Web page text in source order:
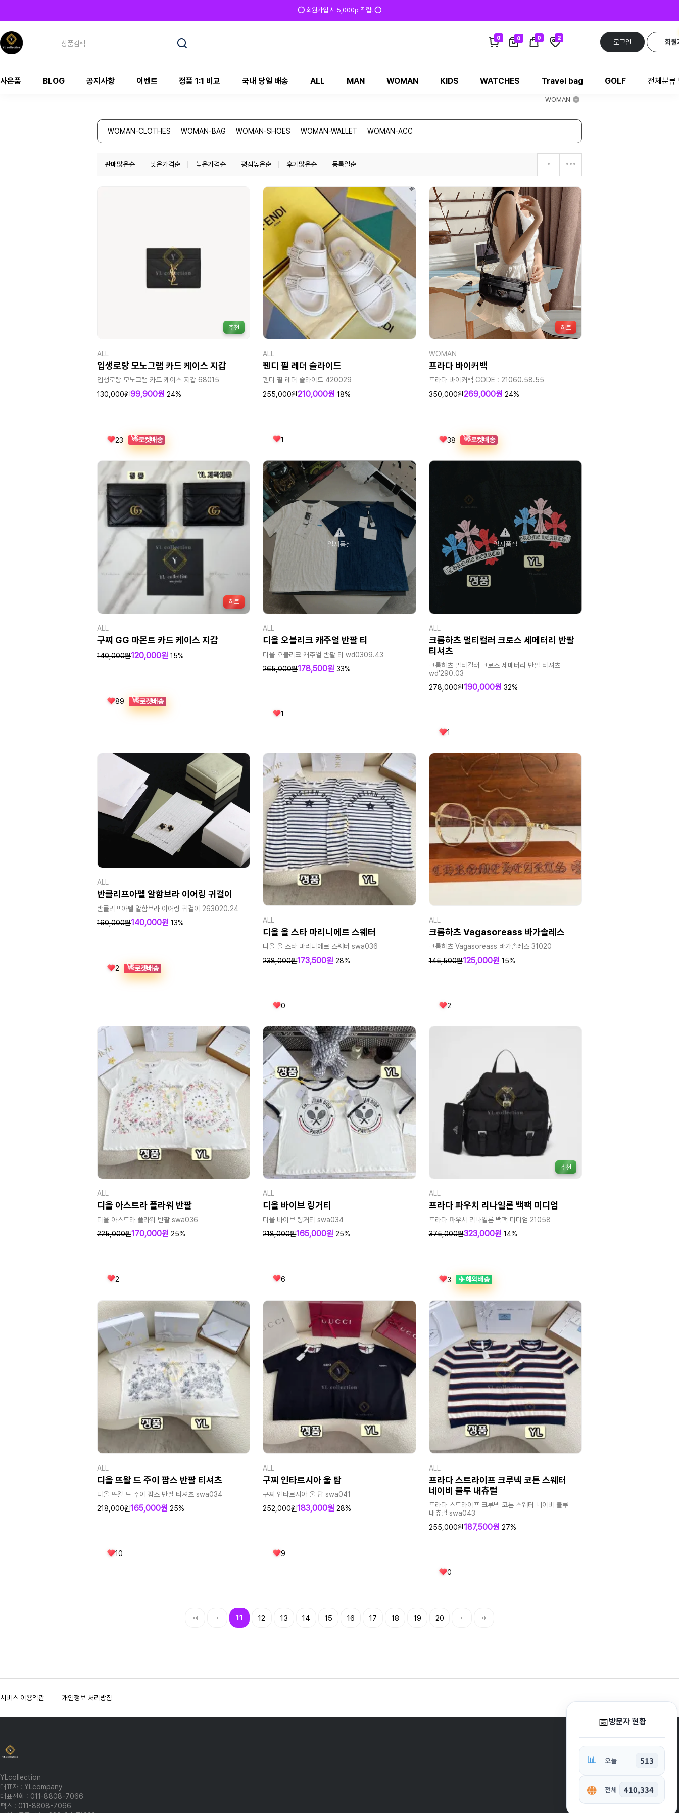
⭕ 회원가입 시 5,000p 적립! ⭕
0 0 0 2
로그인 회원
사은품 BLOG 공지사항 이벤트 정품 1:1 비교 국내 당일 배송 ALL MAN WOMAN KIDS WATCHES Travel bag GOLF 전체분류
WOMAN
WOMAN-CLOTHES WOMAN-BAG WOMAN-SHOES WOMAN-WALLET WOMAN-ACC
판매많은순 낮은가격순 높은가격순 평점높은순 후기많은순 등록일순
추천
ALL
입생로랑 모노그램 카드 케이스 지갑
입생로랑 모노그램 카드 케이스 지갑 68015
130,000원99,900원 24%
23 🚀로켓배송
ALL
펜디 필 레더 슬라이드
펜디 필 레더 슬라이드 420029
255,000원210,000원 18%
1
히트
WOMAN
프라다 바이커백
프라다 바이커백 CODE : 21060.58.55
350,000원269,000원 24%
38 🚀로켓배송
히트
ALL
구찌 GG 마몬트 카드 케이스 지갑
140,000원120,000원 15%
89 🚀로켓배송
일시품절
ALL
디올 오블리크 캐주얼 반팔 티
디올 오블리크 캐주얼 반팔 티 wd0309.43
265,000원178,500원 33%
1
일시품절
ALL
크롬하츠 멀티컬러 크로스 세메터리 반팔
티셔츠
크롬하츠 멀티컬러 크로스 세메터리 반팔 티셔츠
wd'290.03
278,000원190,000원 32%
1
ALL
반클리프아펠 알함브라 이어링 귀걸이
반클리프아펠 알함브라 이어링 귀걸이 263020.24
160,000원140,000원 13%
2 🚀로켓배송
ALL
디올 올 스타 마리니에르 스웨터
디올 올 스타 마리니에르 스웨터 swa036
238,000원173,500원 28%
0
ALL
크롬하츠 Vagasoreass 바가솔레스
크롬하츠 Vagasoreass 바가솔레스 31020
145,500원125,000원 15%
2
ALL
디올 아스트라 플라워 반팔
디올 아스트라 플라워 반팔 swa036
225,000원170,000원 25%
2
ALL
디올 바이브 링거티
디올 바이브 링거티 swa034
218,000원165,000원 25%
6
추천
ALL
프라다 파우치 리나일론 백팩 미디엄
프라다 파우치 리나일론 백팩 미디엄 21058
375,000원323,000원 14%
3 ✈️해외배송
ALL
디올 뜨왈 드 주이 팜스 반팔 티셔츠
디올 뜨왈 드 주이 팜스 반팔 티셔츠 swa034
218,000원165,000원 25%
10
ALL
구찌 인타르시아 울 탑
구찌 인타르시아 울 탑 swa041
252,000원183,000원 28%
9
ALL
프라다 스트라이프 크루넥 코튼 스웨터
네이비 블루 내츄럴
프라다 스트라이프 크루넥 코튼 스웨터 네이비 블루
내츄럴 swa043
255,000원187,500원 27%
0
11 12 13 14 15 16 17 18 19 20
맨끝
서비스 이용약관 개인정보 처리방침
YLcollection
대표자 : YLcompany
대표전화 : 011-8808-7066
팩스 : 011-8808-7066
📅방문자 현황
📊 오늘 513
전체 410,334